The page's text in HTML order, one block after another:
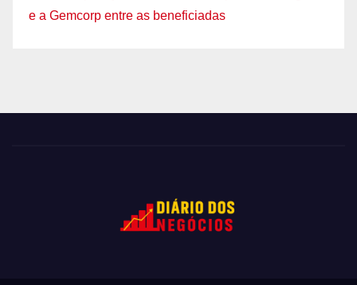
e a Gemcorp entre as beneficiadas